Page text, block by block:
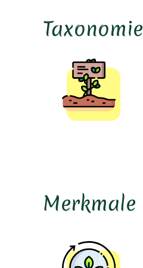
Taxonomie
Merkmale